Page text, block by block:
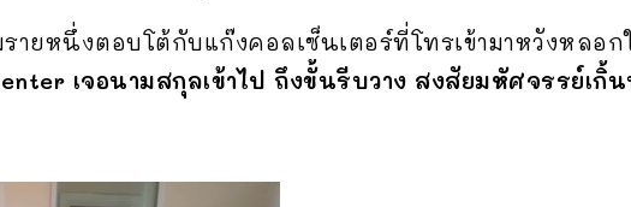
ายหนึ่งตอบโต้กับแก๊งคอลเซ็นเตอร์ที่โทรเข้ามาหวังหลอ
เจอนามสกุลเข้าไป ถึงขั้นรีบวาง สงสัยมหัศจรรย์เกิ้